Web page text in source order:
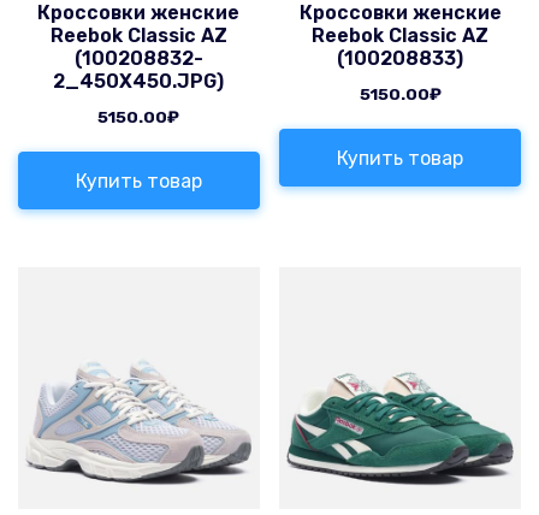
Кроссовки женские
Reebok Classic AZ
(100208832-
2_450X450.JPG)
5150.00₽
Купить товар
Кроссовки женские
Reebok Classic AZ
(100208833)
5150.00₽
Купить товар